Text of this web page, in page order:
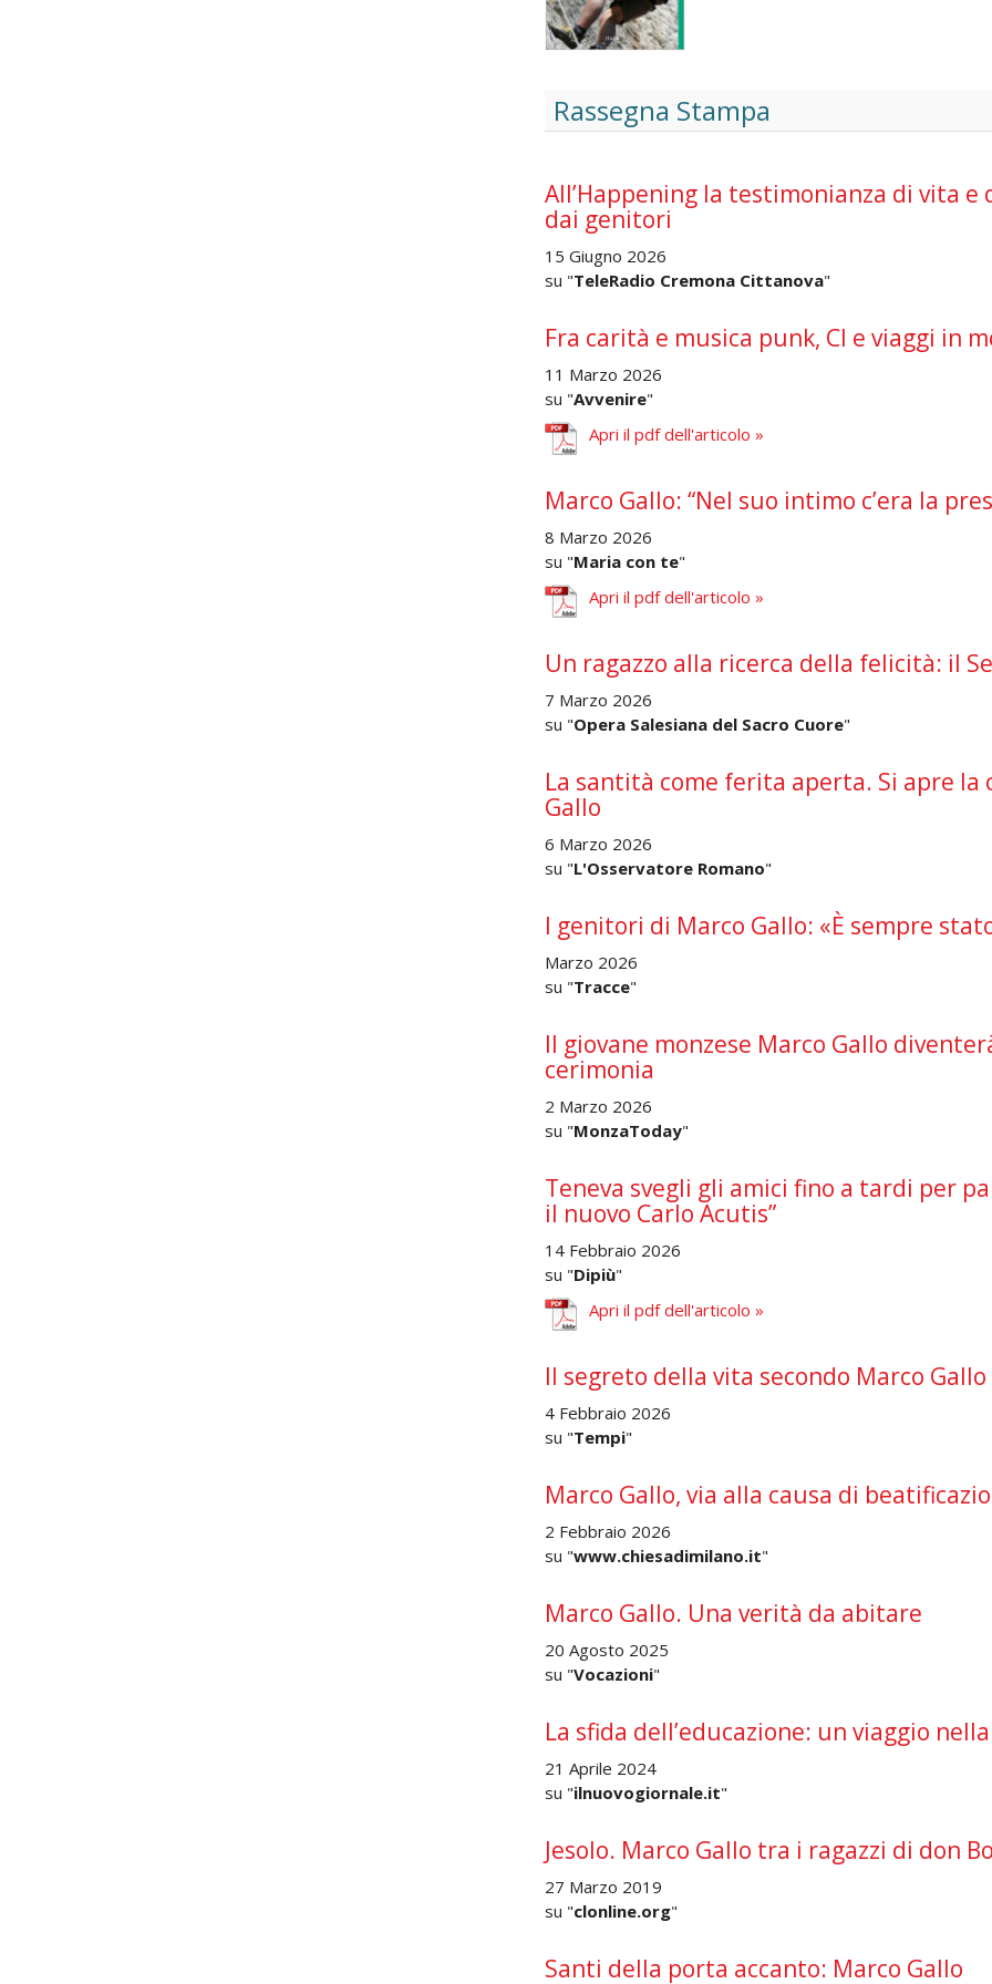
Rassegna Stampa
All’Happening la testimonianza di vita
dai genitori
15 Giugno 2026
su "TeleRadio Cremona Cittanova"
Fra carità e musica punk, Cl e viaggi in
11 Marzo 2026
su "Avvenire"
Apri il pdf dell'articolo »
Marco Gallo: “Nel suo intimo c’era la
8 Marzo 2026
su "Maria con te"
Apri il pdf dell'articolo »
Un ragazzo alla ricerca della felicità: il
7 Marzo 2026
su "Opera Salesiana del Sacro Cuore"
La santità come ferita aperta. Si apre
Gallo
6 Marzo 2026
su "L'Osservatore Romano"
I genitori di Marco Gallo: «È sempre
Marzo 2026
su "Tracce"
Il giovane monzese Marco Gallo
cerimonia
2 Marzo 2026
su "MonzaToday"
Teneva svegli gli amici fino a tardi per
il nuovo Carlo Acutis”
14 Febbraio 2026
su "Dipiù"
Apri il pdf dell'articolo »
Il segreto della vita secondo Marco Gallo
4 Febbraio 2026
su "Tempi"
Marco Gallo, via alla causa di
2 Febbraio 2026
su "www.chiesadimilano.it"
Marco Gallo. Una verità da abitare
20 Agosto 2025
su "Vocazioni"
La sfida dell’educazione: un viaggio
21 Aprile 2024
su "ilnuovogiornale.it"
Jesolo. Marco Gallo tra i ragazzi di don
27 Marzo 2019
su "clonline.org"
Santi della porta accanto: Marco Gallo